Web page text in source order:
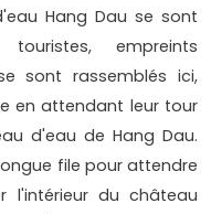
Hang Dau se sont
empreints
sont rassemblés ici,
en attendant leur tour
d'eau de Hang Dau.
file pour attendre
l'intérieur du château